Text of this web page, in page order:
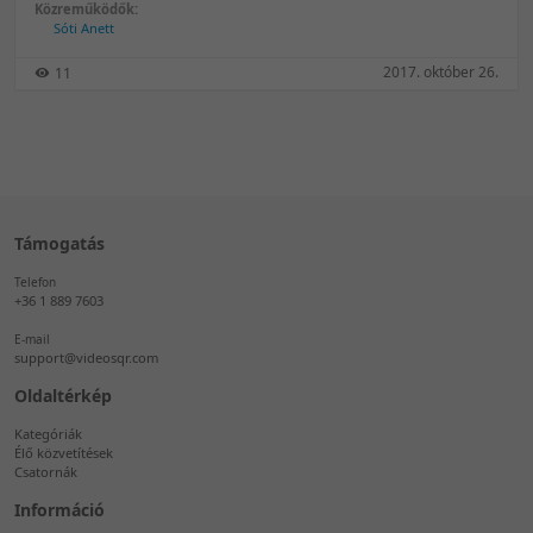
Közreműködők:
Sóti Anett
11 2017. október 26.
Támogatás
Telefon
+36 1 889 7603
E-mail
support@videosqr.com
Oldaltérkép
Kategóriák
Élő közvetítések
Csatornák
Információ